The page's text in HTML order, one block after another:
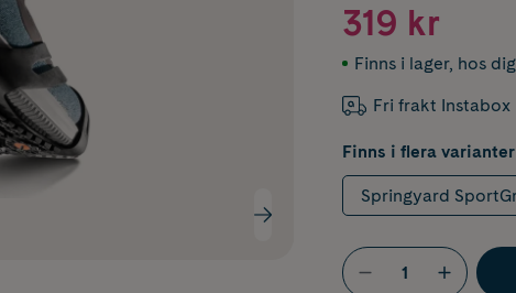
319 kr
Finns i lager, hos
Fri frakt Instabox
Finns i flera varianter
Springyard